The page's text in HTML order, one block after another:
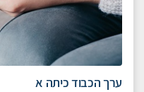
ערך הכבוד כיתה א